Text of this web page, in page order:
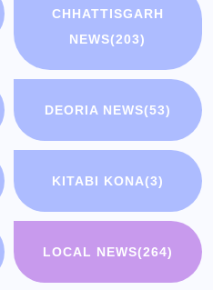
CHHATTISGARH
NEWS(203)
DEORIA NEWS(53)
KITABI KONA(3)
LOCAL NEWS(264)